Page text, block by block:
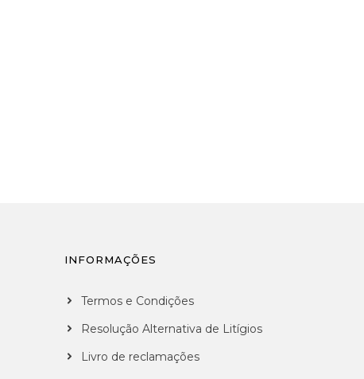
INFORMAÇÕES
Termos e Condições
Resolução Alternativa de Litígios
Livro de reclamações